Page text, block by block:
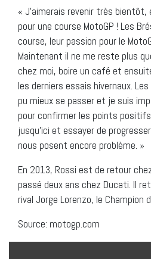
« J’aimerais revenir très
pour une course MotoGP ! Les
course, leur passion pour le
Maintenant il ne me reste plus
chez moi, boire un café et
les derniers essais hivernaux.
pu mieux se passer et je suis
pour confirmer les points
jusqu’ici et essayer de
nous posent encore problème. »
En 2013, Rossi est de retour
passé deux ans chez Ducati. Il
rival Jorge Lorenzo, le Champion
Source: motogp.com